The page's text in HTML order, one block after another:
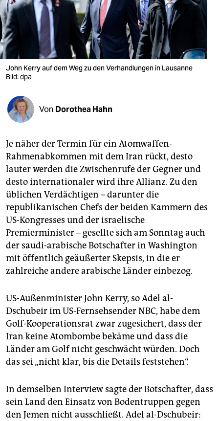
nord
wahrheit
verlag
verlag
veranstaltungen
shop
unterstützen
abo
genossenschaft
epaper login
John Kerry auf dem Weg zu den Verhandlungen in Lausanne
Bild: dpa
Von Dorothea Hahn
Je näher der Termin für ein Atomwaffen-
Rahmenabkommen mit dem Iran rückt, desto
lauter werden die Zwischenrufe der Gegner und
desto internationaler wird ihre Allianz. Zu den
üblichen Verdächtigen – darunter die
republikanischen Chefs der beiden Kammern des
US-Kongresses und der israelische
Premierminister – gesellte sich am Sonntag auch
der saudi-arabische Botschafter in Washington
mit öffentlich geäußerter Skepsis, in die er
zahlreiche andere arabische Länder einbezog.
US-Außenminister John Kerry, so Adel al-
Dschubeir im US-Fernsehsender NBC, habe dem
Golf-Kooperationsrat zwar zugesichert, dass der
Iran keine Atombombe bekäme und dass die
Länder am Golf nicht geschwächt würden. Doch
das sei „nicht klar, bis die Details feststehen“.
In demselben Interview sagte der Botschafter, dass
sein Land den Einsatz von Bodentruppen gegen
den Jemen nicht ausschließt. Adel al-Dschubeir: